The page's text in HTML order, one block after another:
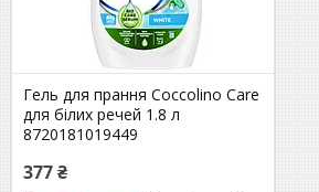
Гель для прання Coccolino Care
для білих речей 1.8 л
8720181019449
377 ₴